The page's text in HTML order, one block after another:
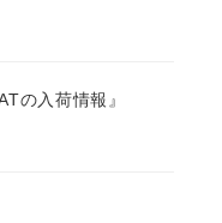
の入荷情報』